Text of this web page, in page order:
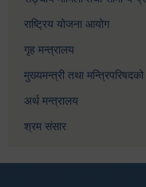
राष्ट्रिय योजना आयोग
गृह मन्त्रालय
मुख्यमन्त्री तथा मन्त्रिपरिषदको
अर्थ मन्त्रालय
श्रम संसार